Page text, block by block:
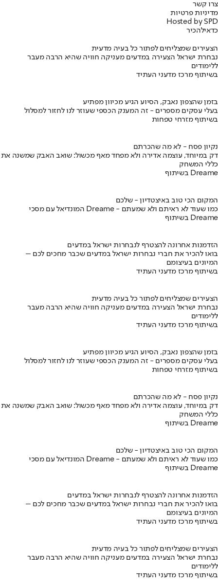
צרו קשר
מדיניות פרטיות
Hosted by SPD
כדאילהכיר
הצעירים שמצליחים לפתור כל בעיה מדעית
נבחרת ישראל הצעירה במדעים מעניקה חוויה שהיא הרבה מעבר
ללימודים
בשיתוף מרכז מדעני העתיד
בזמן שהצפון נאבק, הסיוע הגיע מכיוון מפתיע
בעלי עסקים מספרים - זה המענק הכספי שעוזר לנו לחזור למסלול
בשיתוף מזרחי טפחות
נקיון פסח - לא מה שהכרתם
דק במיוחד, עוצמה אדירה ולא מפחד מאף מכשול: שואב האבק שמשנה את
כללי המשחק
בשיתוף Dreame
המקום הכי טוב באיצטדיון - שלכם
המונדיאל עם מסכי Dreame - כמו שעוד לא ראיתם ולא שמעתם
בשיתוף Dreame
הזדמנות אחרונה להצטרף לנבחרות ישראל במדעים
בואו להכיר את חברי נבחרות ישראל במדעים שכבר מחכים לכם –
המיונים בעיצומם
בשיתוף מרכז מדעני העתיד
הצעירים שמצליחים לפתור כל בעיה מדעית
נבחרת ישראל הצעירה במדעים מעניקה חוויה שהיא הרבה מעבר
ללימודים
בשיתוף מרכז מדעני העתיד
בזמן שהצפון נאבק, הסיוע הגיע מכיוון מפתיע
בעלי עסקים מספרים - זה המענק הכספי שעוזר לנו לחזור למסלול
בשיתוף מזרחי טפחות
נקיון פסח - לא מה שהכרתם
דק במיוחד, עוצמה אדירה ולא מפחד מאף מכשול: שואב האבק שמשנה את
כללי המשחק
בשיתוף Dreame
המקום הכי טוב באיצטדיון - שלכם
המונדיאל עם מסכי Dreame - כמו שעוד לא ראיתם ולא שמעתם
בשיתוף Dreame
הזדמנות אחרונה להצטרף לנבחרות ישראל במדעים
בואו להכיר את חברי נבחרות ישראל במדעים שכבר מחכים לכם –
המיונים בעיצומם
בשיתוף מרכז מדעני העתיד
הצעירים שמצליחים לפתור כל בעיה מדעית
נבחרת ישראל הצעירה במדעים מעניקה חוויה שהיא הרבה מעבר
ללימודים
בשיתוף מרכז מדעני העתיד